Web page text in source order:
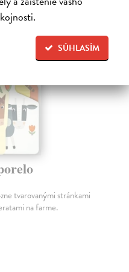
SÚHLASÍM
tvarovanými stránkami
na farme.